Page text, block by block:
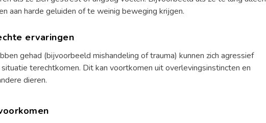
aan harde geluiden of te weinig beweging krijgen.
ervaringen
gehad (bijvoorbeeld mishandeling of trauma) kunnen zich agressief
terechtkomen. Dit kan voortkomen uit overlevingsinstincten en
dieren.